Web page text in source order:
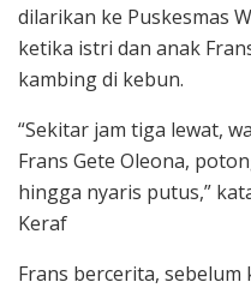
dilarikan ke Puskesmas
ketika istri dan anak
kambing di kebun.
“Sekitar jam tiga lewat,
Frans Gete Oleona,
hingga nyaris putus,”
Keraf
Frans bercerita,